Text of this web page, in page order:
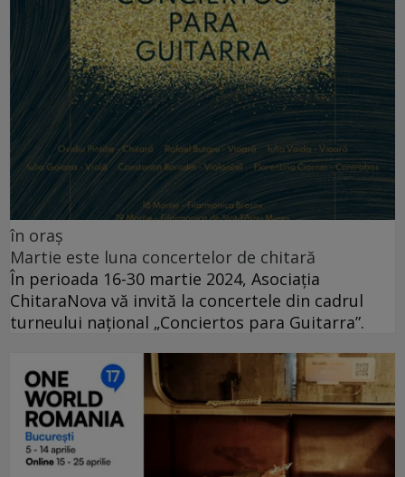
în oraș
Martie este luna concertelor de chitară
În perioada 16-30 martie 2024, Asociația
ChitaraNova vă invită la concertele din cadrul
turneului național „Conciertos para Guitarra”.